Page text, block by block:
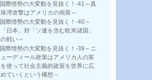
国際情勢の大変動を見抜く！-41～真
珠湾攻撃はアメリカの画策～
国際情勢の大変動を見抜く！-40～
「日本」対「ソ連を含む欧米諸国」
の戦い～
国際情勢の大変動を見抜く！-39～ニ
ューディール政策はアメリカ人の富
を使って社会主義的政策を世界に広
めていくという構想～